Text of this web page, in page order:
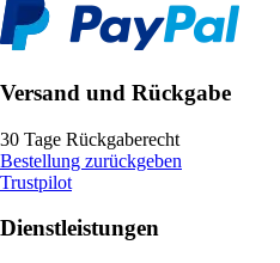
Versand und Rückgabe
30 Tage Rückgaberecht
Bestellung zurückgeben
Trustpilot
Dienstleistungen